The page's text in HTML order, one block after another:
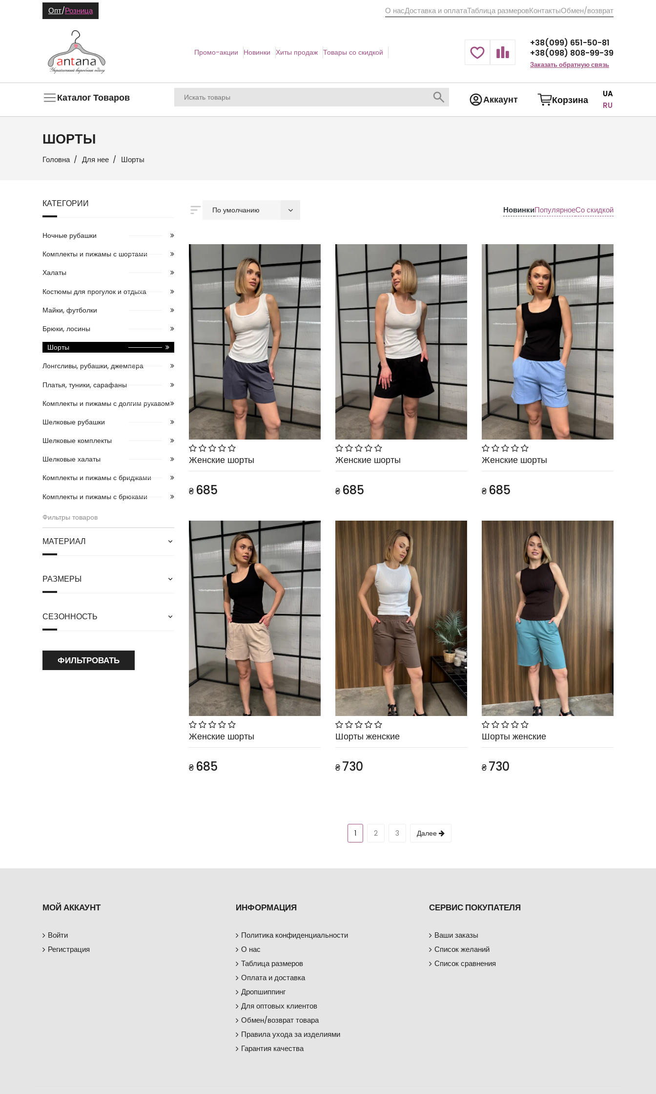
Опт/Розница О насДоставка и оплатаТаблица размеровКонтактыОбмен/возврат
Промо-акции Новинки Хиты продаж Товары со скидкой
+38(099) 651-50-81
+38(098) 808-99-39
Заказать обратную связь
Каталог Товаров Аккаунт Корзина
UA
RU
ШОРТЫ
Головна Для нее Шорты
По умолчанию НовинкиПопулярноеСо скидкой
Женские шорты
₴ 685
Женские шорты
₴ 685
Женские шорты
₴ 685
Женские шорты
₴ 685
Шорты женские
₴ 730
Шорты женские
₴ 730
1 2 3 Далее
КАТЕГОРИИ
Ночные рубашки
Комплекты и пижамы с шортами
Халаты
Костюмы для прогулок и отдыха
Майки, футболки
Брюки, лосины
Шорты
Лонгсливы, рубашки, джемпера
Платья, туники, сарафаны
Комплекты и пижамы с долгим рукавом
Шелковые рубашки
Шелковые комплекты
Шелковые халаты
Комплекты и пижамы с бриджами
Комплекты и пижамы с брюками
Фильтры товаров
МАТЕРИАЛ
РАЗМЕРЫ
СЕЗОННОСТЬ
ФИЛЬТРОВАТЬ
МОЙ АККАУНТ
Войти
Регистрация
ИНФОРМАЦИЯ
Политика конфиденциальности
О нас
Таблица размеров
Оплата и доставка
Дропшиппинг
Для оптовых клиентов
Обмен/возврат товара
Правила ухода за изделиями
Гарантия качества
СЕРВИС ПОКУПАТЕЛЯ
Ваши заказы
Список желаний
Список сравнения